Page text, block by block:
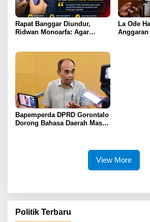
Rapat Banggar Diundur,
Ridwan Monoarfa: Agar
La Ode
Bapemperda DPRD Gorontalo
Dorong Bahasa Daerah Masuk
View More
Politik Terbaru